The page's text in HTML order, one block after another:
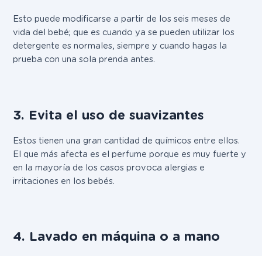
Esto puede modificarse a partir de los seis meses de
vida del bebé; que es cuando ya se pueden utilizar los
detergente es normales, siempre y cuando hagas la
prueba con una sola prenda antes.
3. Evita el uso de suavizantes
Estos tienen una gran cantidad de químicos entre ellos.
El que más afecta es el perfume porque es muy fuerte y
en la mayoría de los casos provoca alergias e
irritaciones en los bebés.
4. Lavado en máquina o a mano